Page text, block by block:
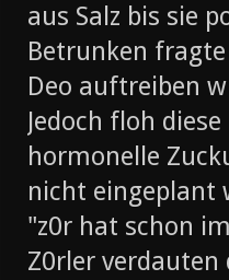
aus Salz bis sie
Betrunken
Deo auftreiben
Jedoch floh
hormonelle
nicht eingeplant
"z0r hat schon
Z0rler